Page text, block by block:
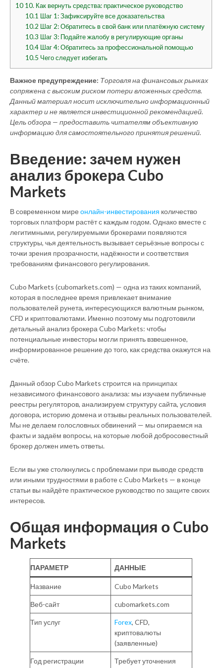
10 10. Как вернуть средства: практическое руководство
10.1 Шаг 1: Зафиксируйте все доказательства
10.2 Шаг 2: Обратитесь в свой банк или платёжную систему
10.3 Шаг 3: Подайте жалобу в регулирующие органы
10.4Шаг 4: Обратитесь за профессиональной помощью
10.5 Чего следует избегать
Важное предупреждение: Торговля на финансовых рынках
сопряжена с высоким риском потери вложенных средств.
Данный материал носит исключительно информационный
характер и не является инвестиционной рекомендацией.
Цель обзора — предоставить читателям объективную
информацию для самостоятельного принятия решений.
Введение: зачем нужен
анализ брокера Cubo
Markets
В современном мире онлайн-инвестирования количество
торговых платформ растёт с каждым годом. Однако вместе с
легитимными, регулируемыми брокерами появляются
структуры, чья деятельность вызывает серьёзные вопросы с
точки зрения прозрачности, надёжности и соответствия
требованиям финансового регулирования.
Cubo Markets (cubomarkets.com) — одна из таких компаний,
которая в последнее время привлекает внимание
пользователей рунета, интересующихся валютным рынком,
CFD и криптовалютами. Именно поэтому мы подготовили
детальный анализ брокера Cubo Markets: чтобы
потенциальные инвесторы могли принять взвешенное,
информированное решение до того, как средства окажутся на
счёте.
Данный обзор Cubo Markets строится на принципах
независимого финансового анализа: мы изучаем публичные
реестры регуляторов, анализируем структуру сайта, условия
договора, историю домена и отзывы реальных пользователей.
Мы не делаем голословных обвинений — мы опираемся на
факты и задаём вопросы, на которые любой добросовестный
брокер должен иметь ответы.
Если вы уже столкнулись с проблемами при выводе средств
или иными трудностями в работе с Cubo Markets — в конце
статьи вы найдёте практическое руководство по защите своих
интересов.
Общая информация о Cubo
Markets
ПАРАМЕТР ДАННЫЕ
Название Cubo Markets
Веб-сайт cubomarkets.com
Тип услуг Forex, CFD,
криптовалюты
(заявленные)
Год регистрации
Требует уточнения